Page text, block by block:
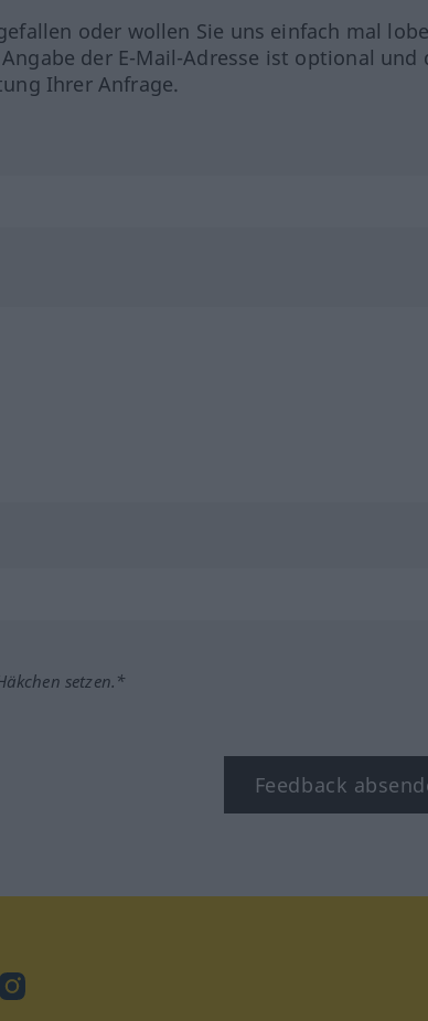
oder wollen Sie uns einfach mal
der E-Mail-Adresse ist optional und
Ihrer Anfrage.
setzen.*
Feedback
Instagram